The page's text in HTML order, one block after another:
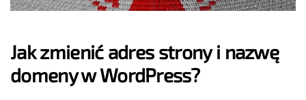
Jak zmienić adres strony i nazwę
domeny w WordPress?